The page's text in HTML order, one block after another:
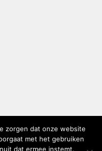
zorgen dat onze website
met het gebruiken
dat ermee instemt.